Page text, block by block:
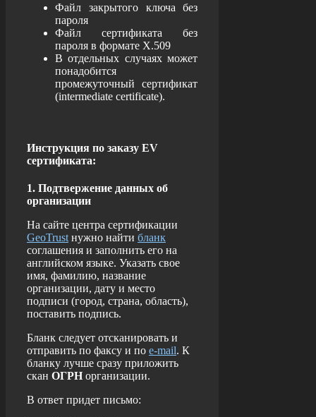
Файл закрытого ключа без
пароля
Файл сертификата без
пароля в формате X.509
В отдельных случаях может
понадобится
промежуточный сертификат
(intermediate certificate).
Инструкция по заказу EV
сертификата:
1. Подтвержение данных об
организации
На сайте центра сертификации
GeoTrust нужно найти бланк
соглашения и заполнить его на
английском языке. Указать свое
имя, фамилию, название
организации, дату и место
подписи (город, страна, область),
поставить подпись.
Бланк следует отсканировать и
отправить по факсу и по e-mail. К
бланку лучше сразу приложить
скан ОГРН организации.
В ответ придет письмо: